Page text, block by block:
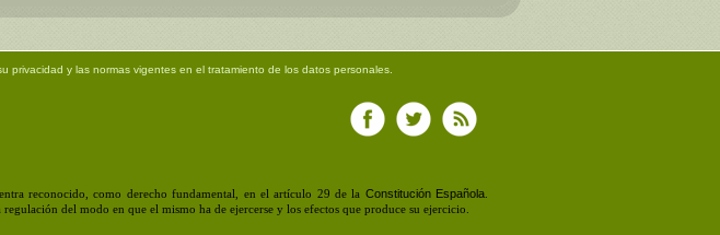
privacidad y las normas vigentes en el tratamiento de los datos personales.
reconocido, como derecho fundamental, en el artículo 29 de la Constitución Española.
del modo en que el mismo ha de ejercerse y los efectos que produce su ejercicio.